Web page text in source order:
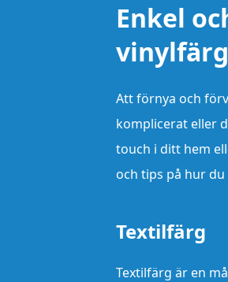
Enkel
Att förnya och
komplicerat eller
touch i ditt hem
och tips på hur
Textilfärg
Textilfärg är en